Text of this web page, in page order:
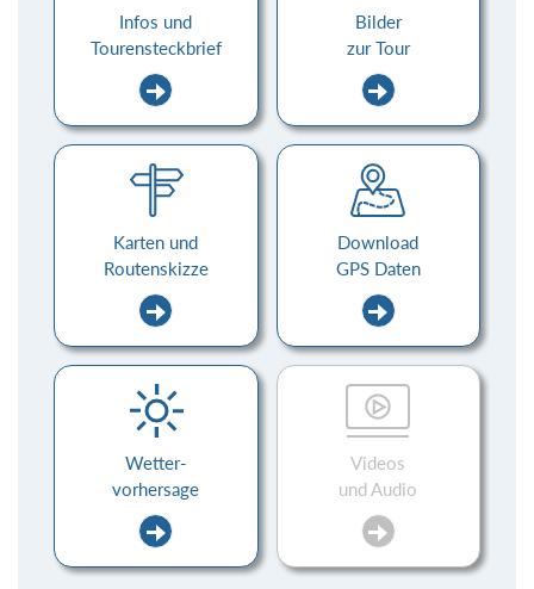
Infos und
Tourensteckbrief
Bilder
zur Tour
Karten und
Routenskizze
Download
GPS Daten
Wetter-
vorhersage
Videos
und Audio